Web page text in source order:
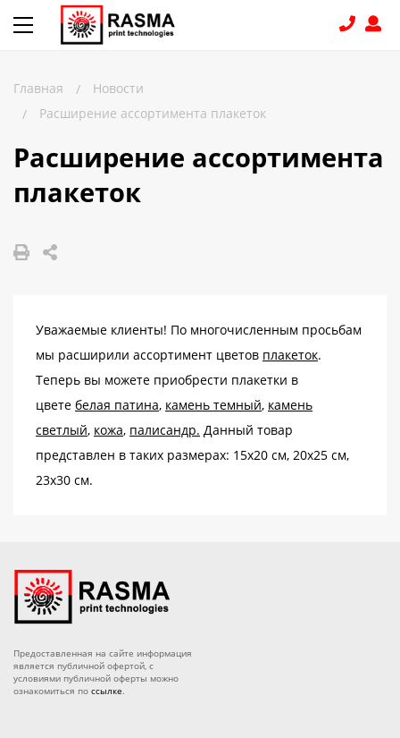
Счет - Договор
О магазине
Доставка
Политика конфиденциальности
КАТАЛОГ
КОНТАКТЫ
8 (831) 414-15-19
Главная /
Новости
/
Расширение ассортимента плакеток
Расширение ассортимента
плакеток
Уважаемые клиенты! По многочисленным просьбам
мы расширили ассортимент цветов плакеток.
Теперь вы можете приобрести плакетки в
цвете белая патина, камень темный, камень
светлый, кожа, палисандр. Данный товар
представлен в таких размерах: 15х20 см, 20х25 см,
23х30 см.
Предоставленная на сайте информация
является публичной офертой, с
условиями публичной оферты можно
ознакомиться по ссылке.